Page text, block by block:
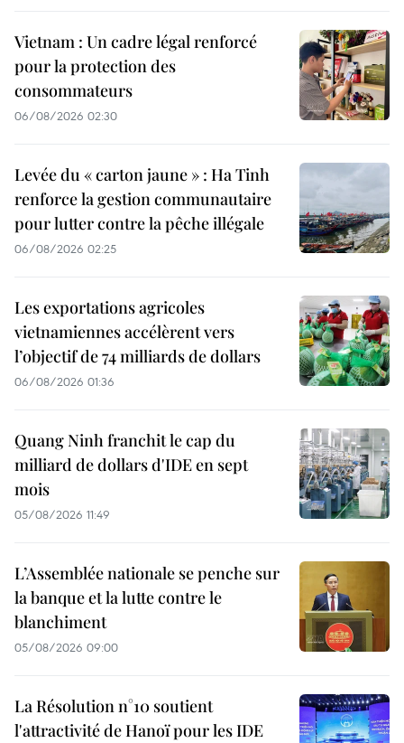
Vietnam : Un cadre légal renforcé
pour la protection des
consommateurs
06/08/2026 02:30
Levée du « carton jaune » : Ha Tinh
renforce la gestion communautaire
pour lutter contre la pêche illégale
06/08/2026 02:25
Les exportations agricoles
vietnamiennes accélèrent vers
l’objectif de 74 milliards de dollars
06/08/2026 01:36
Quang Ninh franchit le cap du
milliard de dollars d'IDE en sept
mois
05/08/2026 11:49
L’Assemblée nationale se penche sur
la banque et la lutte contre le
blanchiment
05/08/2026 09:00
La Résolution n°10 soutient
l'attractivité de Hanoï pour les IDE